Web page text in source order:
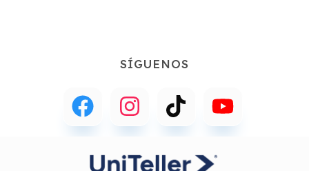
SÍGUENOS